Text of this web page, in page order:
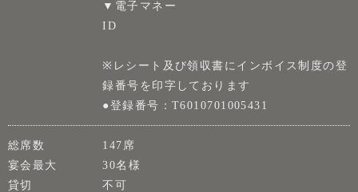
▼電子マネー
ID
※レシート及び領収書にインボイス制度の登
録番号を印字しております
●登録番号：T6010701005431
総席数
147席
宴会最大
30名様
貸切
不可